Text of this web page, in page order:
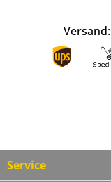
Versand:
Service